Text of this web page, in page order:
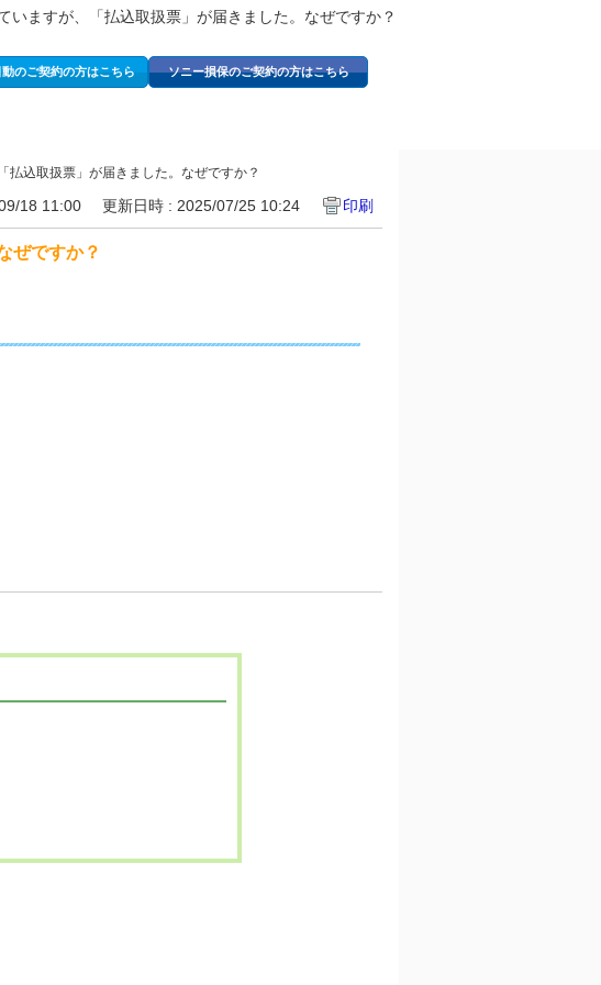
いますが、「払込取扱票」が届きました。なぜですか？
のご契約の方はこちら ソニー損保のご契約の方はこちら
払込取扱票」が届きました。なぜですか？
18 11:00 更新日時 : 2025/07/25 10:24 印刷
ぜですか？